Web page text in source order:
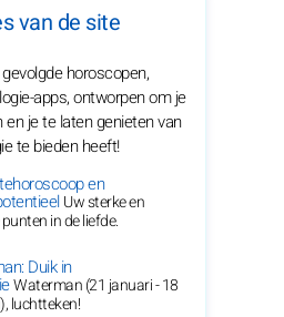
6 augustus 2026
van de site
horoscopen,
apps, ontworpen om je
en je te laten genieten van
te bieden heeft!
en
Uw sterke en
in de liefde.
Duik in
Waterman (21 januari - 18
luchtteken!